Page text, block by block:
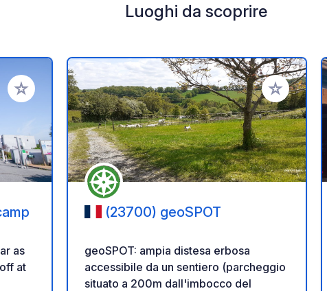
Luoghi da scoprire
Aggiungi ai tuoi preferiti
as
at
Aggiungi ai
(23700) geoSPOT
geoSPOT: ampia distesa erbosa
accessibile da un sentiero (parcheggio
situato a 200m dall'imbocco del